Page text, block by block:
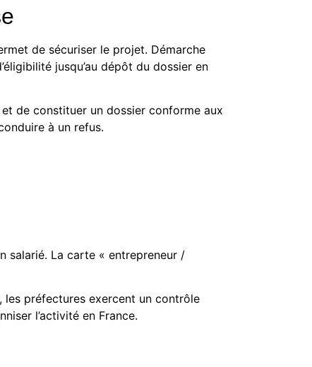
de sécuriser le projet. Démarche
jusqu’au dépôt du dossier en
de constituer un dossier conforme aux
à un refus.
salarié. La carte « entrepreneur /
préfectures exercent un contrôle
l’activité en France.